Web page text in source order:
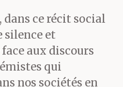
rue Thiras, à
et ils t’ont
ton
dans ce récit social
silence et
aux discours
qui
nos sociétés en